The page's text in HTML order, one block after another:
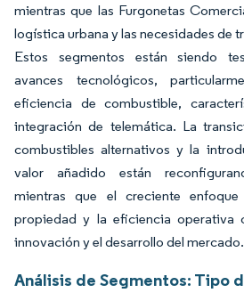
mientras que las Furgonetas
logística urbana y las necesidades de
Estos segmentos están siendo
avances tecnológicos,
eficiencia de combustible,
integración de telemática. La
combustibles alternativos y la
valor añadido están
mientras que el creciente
propiedad y la eficiencia operativa
innovación y el desarrollo del mercado.
Análisis de Segmentos: Tipo